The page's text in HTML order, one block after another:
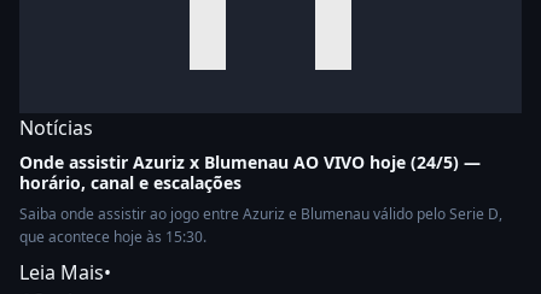
Notícias
Onde assistir Azuriz x Blumenau AO VIVO hoje (24/5) —
horário, canal e escalações
Saiba onde assistir ao jogo entre Azuriz e Blumenau válido pelo Serie D,
que acontece hoje às 15:30.
Leia Mais•